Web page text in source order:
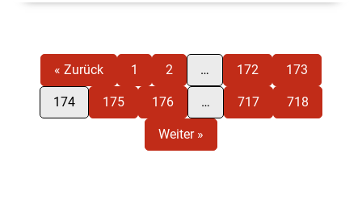
« Zurück 1 2 … 172 173
174 175 176 … 717 718
Weiter »